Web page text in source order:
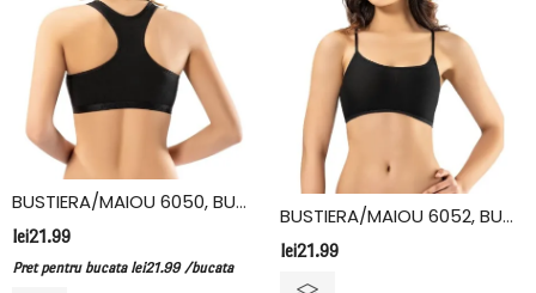
BUSTIERA/MAIOU 6050, BUMBAC/ELASTAN, KOTA
lei21.99
Pret pentru bucata lei21.99 /bucata
BUSTIERA/MAIOU 6052, BUMBAC/ELASTAN, KOTA
lei21.99